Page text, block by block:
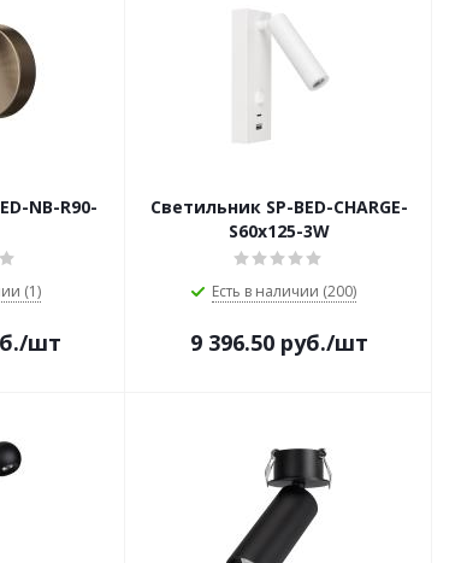
NB-R90-
(1)
/шт
Светильник SP-BED-CHARGE-
S60x125-3W
Есть в наличии (200)
9 396.50руб./шт